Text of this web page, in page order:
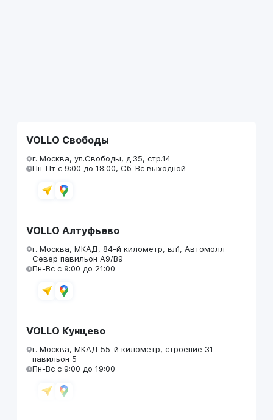
VOLLO Свободы
г. Москва, ул.Свободы, д.35, стр.14
Пн-Пт с 9:00 до 18:00, Сб-Вс выходной
VOLLO Алтуфьево
г. Москва, МКАД, 84-й километр, вл1, Автомолл
Север павильон А9/В9
Пн-Вс с 9:00 до 21:00
VOLLO Кунцево
г. Москва, МКАД 55-й километр, строение 31
павильон 5
Пн-Вс с 9:00 до 19:00